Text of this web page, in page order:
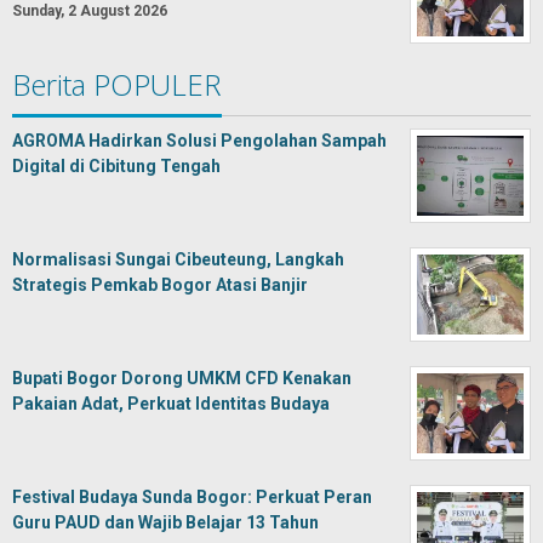
Sunday, 2 August 2026
Berita POPULER
AGROMA Hadirkan Solusi Pengolahan Sampah
Digital di Cibitung Tengah
Normalisasi Sungai Cibeuteung, Langkah
Strategis Pemkab Bogor Atasi Banjir
Bupati Bogor Dorong UMKM CFD Kenakan
Pakaian Adat, Perkuat Identitas Budaya
Festival Budaya Sunda Bogor: Perkuat Peran
Guru PAUD dan Wajib Belajar 13 Tahun